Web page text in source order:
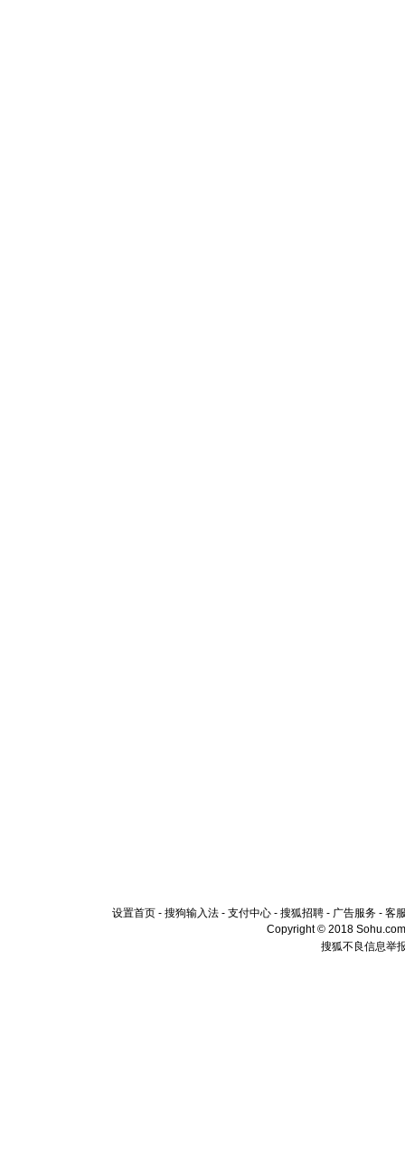
设置首页 - 搜狗输入法 - 支付中心 - 搜狐招聘 - 广告服务 - 客
Copyright © 2018
搜狐不良信息举